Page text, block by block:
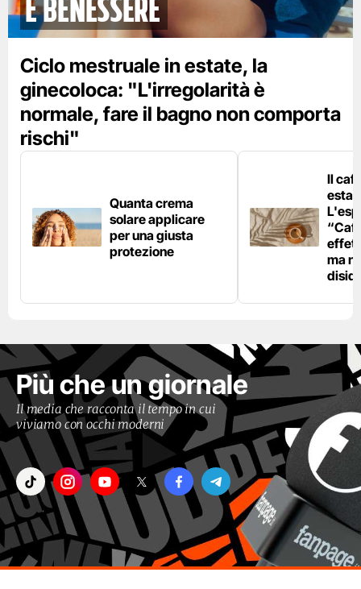
Ciclo mestruale in estate, la
ginecoloca: "L'irregolarità è
normale, fare il bagno non comporta
rischi"
Quanta crema
solare applicare
per una giusta
protezione
Il
ma
Più che un giornale
Il media che racconta il tempo in cui
viviamo con occhi moderni